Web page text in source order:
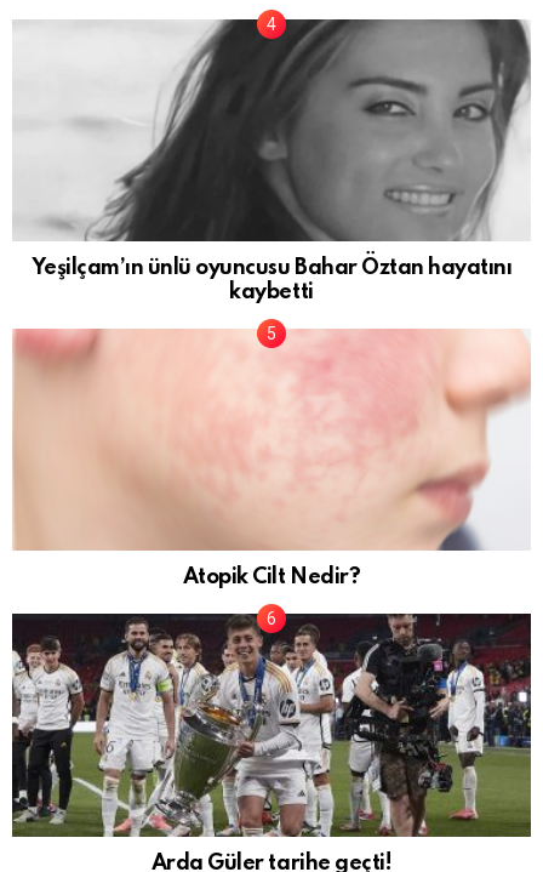
Yeşilçam’ın ünlü oyuncusu Bahar Öztan hayatını
kaybetti
Atopik Cilt Nedir?
Arda Güler tarihe geçti!